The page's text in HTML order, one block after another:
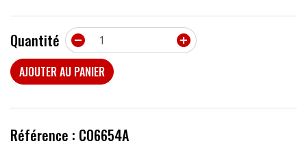
Quantité 

AJOUTER AU PANIER
Référence : CO6654A